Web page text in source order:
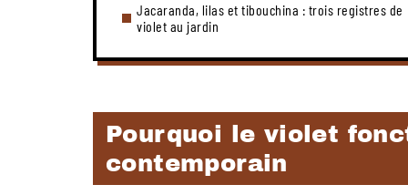
Jacaranda, lilas et tibouchina : trois registres de
violet au jardin
Pourquoi le violet
contemporain